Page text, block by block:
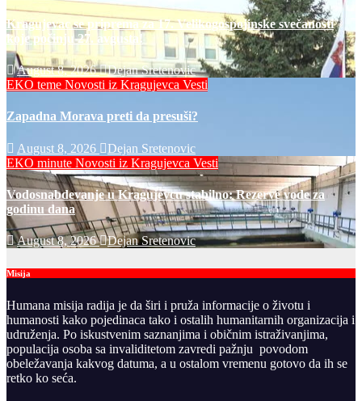
Kragujevac se priprema za 17. Velikogospojinske svečanosti
koje počinju 27. avgusta!
August 8, 2026 Dejan Sretenovic
EKO teme Novosti iz Kragujevca Vesti
Zapadna Morava preti da presuši?
August 8, 2026
Dejan Sretenovic
EKO minute Novosti iz Kragujevca Vesti
Vodosnabdevanje u Kragujevcu stabilno: Rezerve vode za
godinu dana
August 8, 2026 Dejan Sretenovic
Misija
Humana misija radija je da širi i pruža informacije o životu i
humanosti kako pojedinaca tako i ostalih humanitarnih organizacija i
udruženja. Po iskustvenim saznanjima i običnim istraživanjima,
populacija osoba sa invaliditetom zavredi pažnju povodom
obeležavanja kakvog datuma, a u ostalom vremenu gotovo da ih se
retko ko seća.